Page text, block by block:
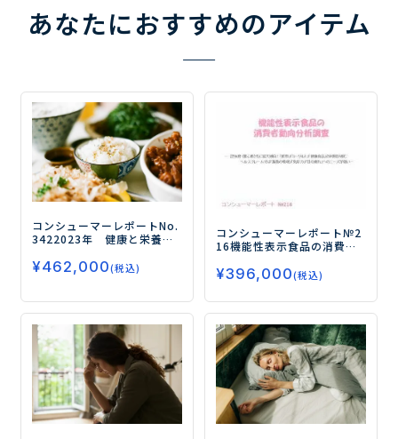
あなたにおすすめのアイテム
コンシューマーレポートNo.
3422023年 健康と栄養に
５弾）－コスパ・タイパ志
向の高まりにより、健康食
ニーズが拡大－
¥462,000(税込)
コンシューマーレポート№2
16機能性表示食品の消費者
心度ともに拡大傾向！「飲
料」「ヨーグルト」「健康
食品」の利用が進む。ヘル
スクレームでは「脂肪の吸
収」「免疫力」「目の疲
れ」へのニーズが強い―
¥396,000(税込)